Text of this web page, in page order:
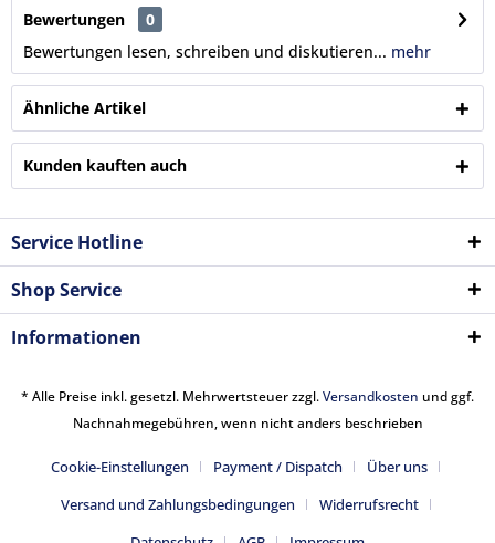
Bewertungen
0
Bewertungen lesen, schreiben und diskutieren... mehr
Ähnliche Artikel
Kunden kauften auch
Service Hotline
Shop Service
Informationen
* Alle Preise inkl. gesetzl. Mehrwertsteuer zzgl.Versandkosten und ggf.
Nachnahmegebühren, wenn nicht anders beschrieben
Cookie-Einstellungen Payment / Dispatch
Über uns
Versand und Zahlungsbedingungen
Widerrufsrecht